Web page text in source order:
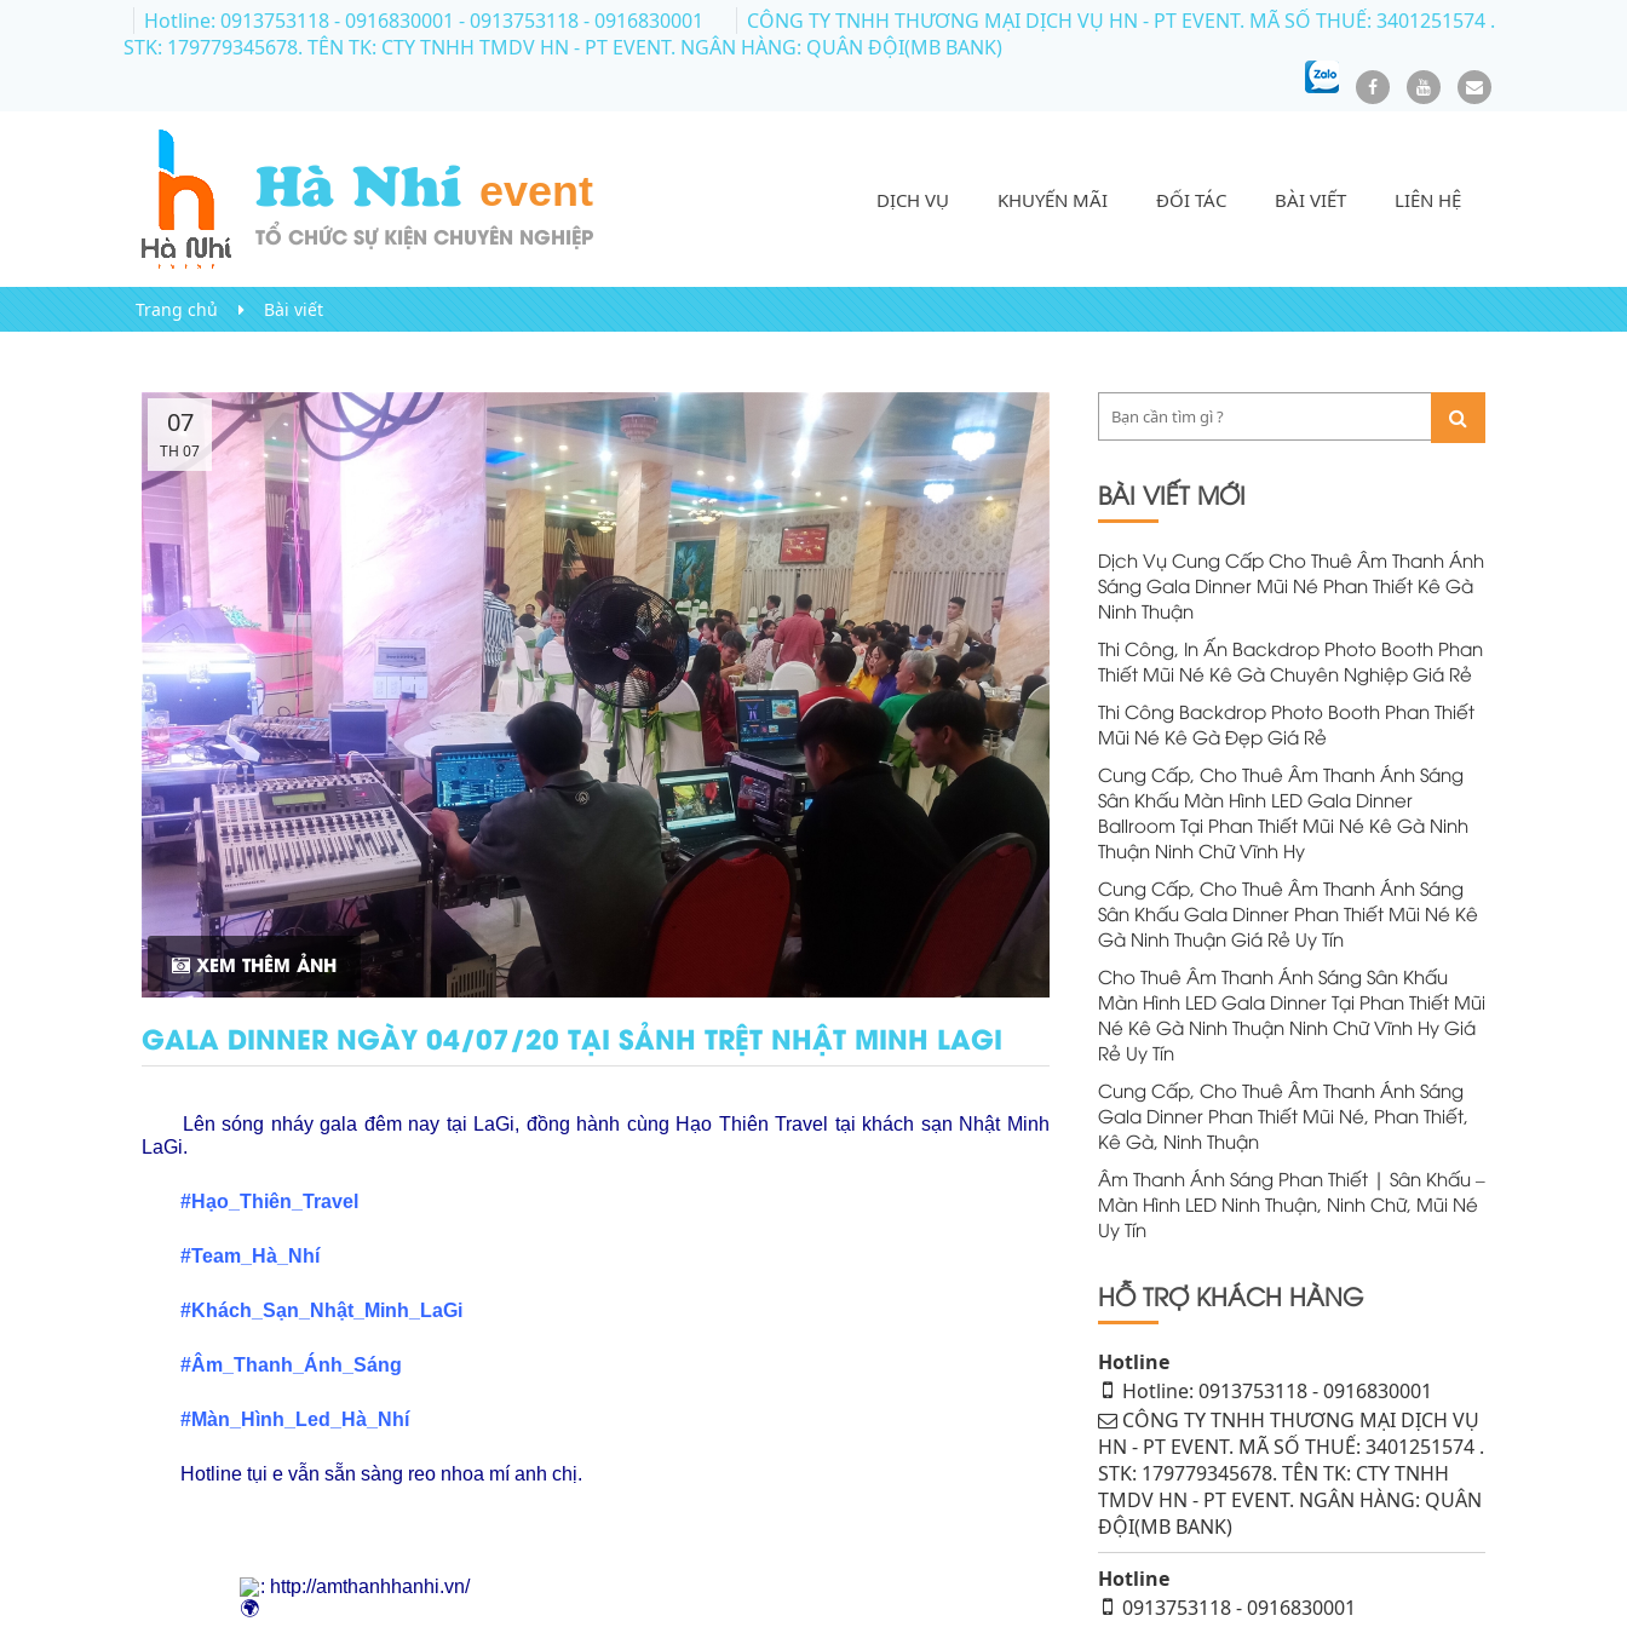
Hotline: 0913753118 - 0916830001 - 0913753118 - 0916830001
CÔNG TY TNHH THƯƠNG MẠI DỊCH VỤ HN - PT EVENT. MÃ SỐ THUẾ: 3401251574 .
STK: 179779345678. TÊN TK: CTY TNHH TMDV HN - PT EVENT. NGÂN HÀNG: QUÂN ĐỘI(MB BANK)
Hà Nhí event
TỔ CHỨC SỰ KIỆN CHUYÊN NGHIỆP
DỊCH VỤ KHUYẾN MÃI ĐỐI TÁC BÀI VIẾT LIÊN HỆ
Trang chủ Bài viết
07
TH 07
XEM THÊM ẢNH
GALA DINNER NGÀY 04/07/20 TẠI SẢNH TRỆT NHẬT MINH LAGI
Lên sóng nháy gala đêm nay tại LaGi, đồng hành cùng Hạo Thiên Travel tại khách sạn Nhật Minh
LaGi.
#Hạo_Thiên_Travel
#Team_Hà_Nhí
#Khách_Sạn_Nhật_Minh_LaGi
#Âm_Thanh_Ánh_Sáng
#Màn_Hình_Led_Hà_Nhí
Hotline tụi e vẫn sẵn sàng reo nhoa mí anh chị.
: http://amthanhhanhi.vn/
BÀI VIẾT MỚI
Dịch Vụ Cung Cấp Cho Thuê Âm Thanh Ánh
Sáng Gala Dinner Mũi Né Phan Thiết Kê Gà
Ninh Thuận
Thi Công, In Ấn Backdrop Photo Booth Phan
Thiết Mũi Né Kê Gà Chuyên Nghiệp Giá Rẻ
Thi Công Backdrop Photo Booth Phan Thiết
Mũi Né Kê Gà Đẹp Giá Rẻ
Cung Cấp, Cho Thuê Âm Thanh Ánh Sáng
Sân Khấu Màn Hình LED Gala Dinner
Ballroom Tại Phan Thiết Mũi Né Kê Gà Ninh
Thuận Ninh Chữ Vĩnh Hy
Cung Cấp, Cho Thuê Âm Thanh Ánh Sáng
Sân Khấu Gala Dinner Phan Thiết Mũi Né Kê
Gà Ninh Thuận Giá Rẻ Uy Tín
Cho Thuê Âm Thanh Ánh Sáng Sân Khấu
Màn Hình LED Gala Dinner Tại Phan Thiết Mũi
Né Kê Gà Ninh Thuận Ninh Chữ Vĩnh Hy Giá
Rẻ Uy Tín
Cung Cấp, Cho Thuê Âm Thanh Ánh Sáng
Gala Dinner Phan Thiết Mũi Né, Phan Thiết,
Kê Gà, Ninh Thuận
Âm Thanh Ánh Sáng Phan Thiết | Sân Khấu –
Màn Hình LED Ninh Thuận, Ninh Chữ, Mũi Né
Uy Tín
HỖ TRỢ KHÁCH HÀNG
Hotline
Hotline: 0913753118 - 0916830001
CÔNG TY TNHH THƯƠNG MẠI DỊCH VỤ
HN - PT EVENT. MÃ SỐ THUẾ: 3401251574 .
STK: 179779345678. TÊN TK: CTY TNHH
TMDV HN - PT EVENT. NGÂN HÀNG: QUÂN
ĐỘI(MB BANK)
Hotline
0913753118 - 0916830001